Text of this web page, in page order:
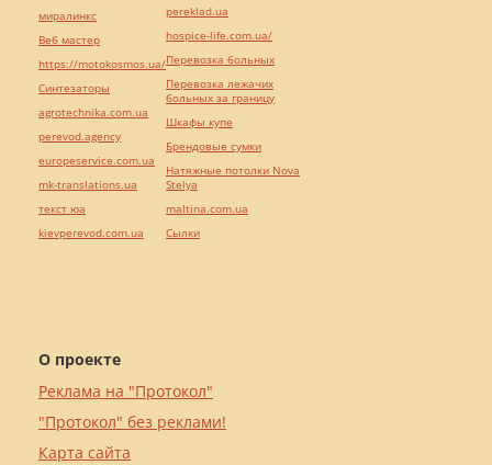
О проекте
Реклама на "Протокол"
"Протокол" без реклами!
Карта сайта
миралинкс
Веб мастер
https://motokosmos.ua/
Синтезаторы
agrotechnika.com.ua
perevod.agency
europeservice.com.ua
mk-translations.ua
текст юа
kievperevod.com.ua
pereklad.ua
hospice-life.com.ua/
Перевозка больных
Перевозка лежачих
больных за границу
Шкафы купе
Брендовые сумки
Натяжные потолки Nova
Stelya
maltina.com.ua
Cылки